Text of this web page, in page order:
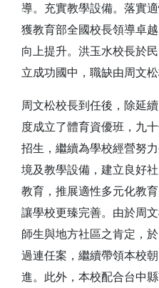
導。充實教學設備。落實
獲教育部全國校長領導卓
向上提升。洪玉水校長於
立成功國中，職缺由周文松
周文松校長到任後，除延
度成立了體育資優班，九
招生，繼續為學校經營努
境及教學設備，建立良好
教育，推展適性多元化教
讓學校更臻完善。由於周
師生與地方社區之肯定，
過連任案，繼續帶領本校
進。此外，本校配合台中